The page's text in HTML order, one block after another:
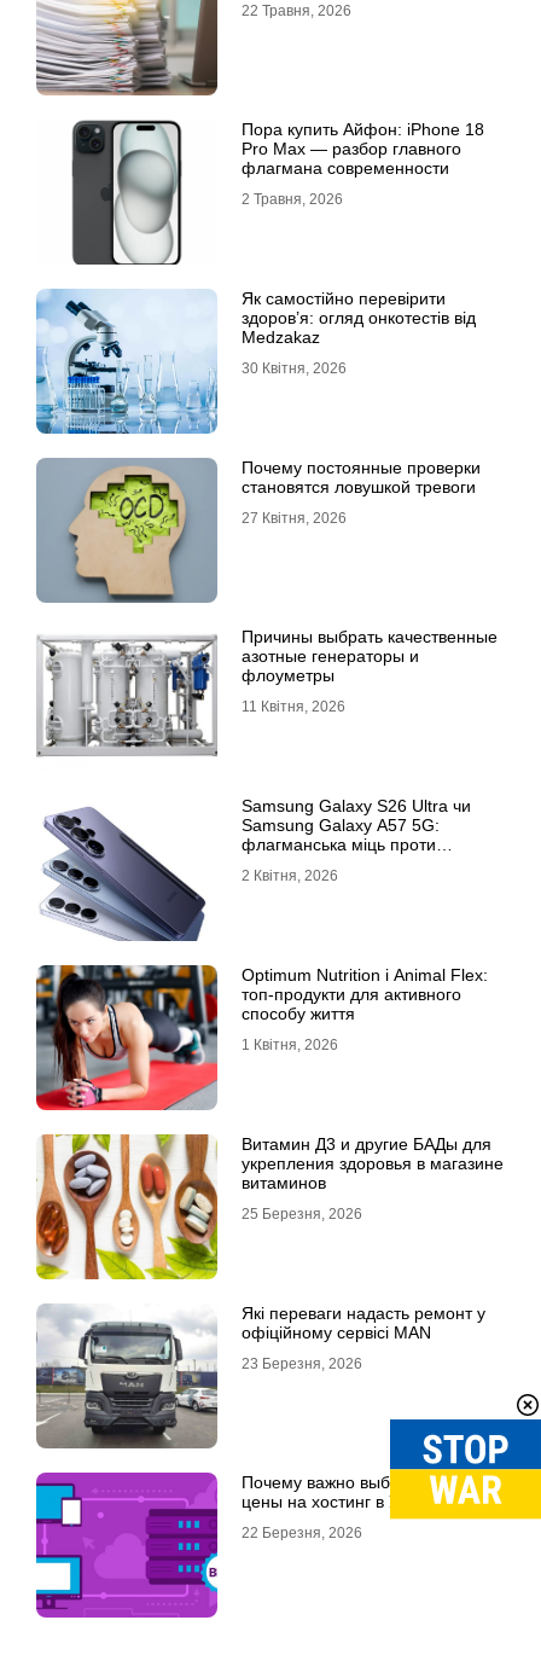
22 Травня, 2026
Пора купить Айфон: iPhone 18
Pro Max — разбор главного
флагмана современности
2 Травня, 2026
Як самостійно перевірити
здоров’я: огляд онкотестів від
Medzakaz
30 Квітня, 2026
Почему постоянные проверки
становятся ловушкой тревоги
27 Квітня, 2026
Причины выбрать качественные
азотные генераторы и
флоуметры
11 Квітня, 2026
Samsung Galaxy S26 Ultra чи
Samsung Galaxy A57 5G:
флагманська міць проти
2 Квітня, 2026
Optimum Nutrition і Animal Flex:
топ-продукти для активного
способу життя
1 Квітня, 2026
Витамин Д3 и другие БАДы для
укрепления здоровья в магазине
витаминов
25 Березня, 2026
Які переваги надасть ремонт у
офіційному сервісі MAN
23 Березня, 2026
Почему важно выбрать хорошие
цены на хостинг в Украине
22 Березня, 2026